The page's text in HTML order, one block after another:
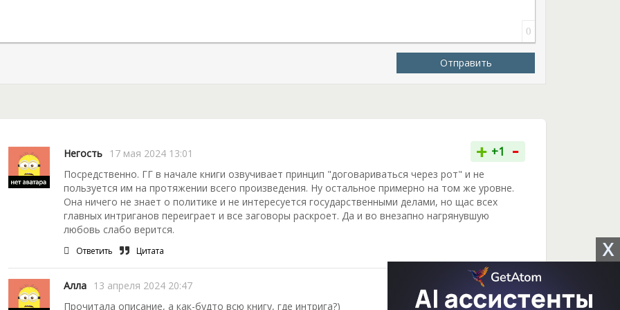
0
Отправить
Негость 17 мая 2024 13:01 + +1 -
Посредственно. ГГ в начале книги озвучивает принцип "договариваться через рот" и не
пользуется им на протяжении всего произведения. Ну остальное примерно на том же уровне.
Она ничего не знает о политике и не интересуется государственными делами, но щас всех
главных интриганов переиграет и все заговоры раскроет. Да и во внезапно нагрянувшую
любовь слабо верится.
Ответить Цитата
Алла 13 апреля 2024 20:47 + 0 -
Прочитала описание, а как-будто всю книгу, где интрига?)
X